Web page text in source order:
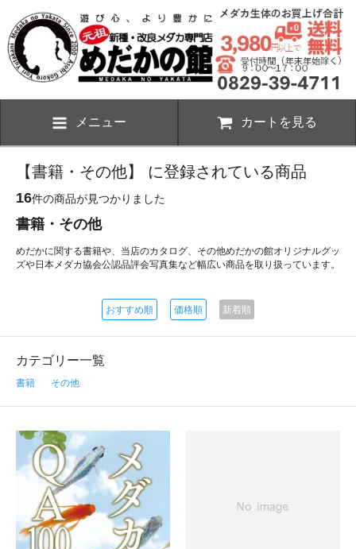
メニュー カートを見る
【書籍・その他】 に登録されている商品
16件の商品が見つかりました
書籍・その他
めだかに関する書籍や、当店のカタログ、その他めだかの館オリジナルグッ
ズや日本メダカ協会公認品評会写真集など幅広い商品を取り扱っています。
おすすめ順 価格順 新着順
カテゴリー一覧
書籍 その他